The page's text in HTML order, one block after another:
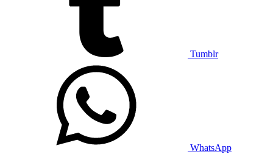
Tumblr
WhatsApp